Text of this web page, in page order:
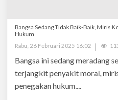
Bangsa Sedang Tidak Baik-Baik, Miris
Hukum
Rabu, 26 Februari 2025 16:02
Bangsa ini sedang meradang
terjangkit penyakit moral,
penegakan hukum....